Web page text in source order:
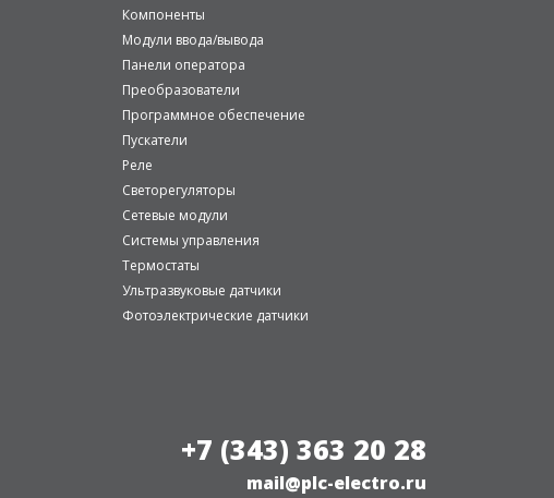
Компоненты
Модули ввода/вывода
Панели оператора
Преобразователи
Программное обеспечение
Пускатели
Реле
Светорегуляторы
Сетевые модули
Системы управления
Термостаты
Ультразвуковые датчики
Фотоэлектрические датчики
+7 (343) 363 20 28
mail@plc-electro.ru